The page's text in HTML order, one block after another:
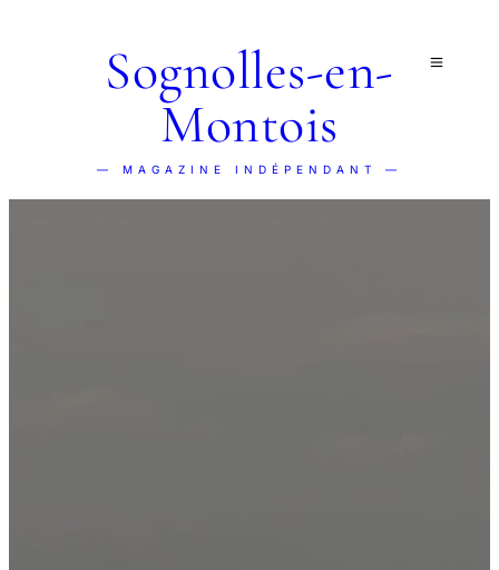
Sognolles-en-
Montois
— MAGAZINE INDÉPENDANT —